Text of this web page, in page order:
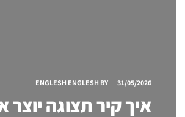
31/05/2026
BY
ENGLESH ENGLESH
איך קיר תצוגה יוצר